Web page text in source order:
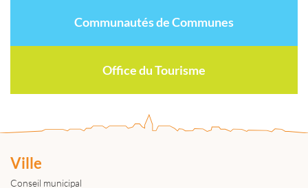
Communautés de Communes
Office du Tourisme
Ville
Conseil municipal